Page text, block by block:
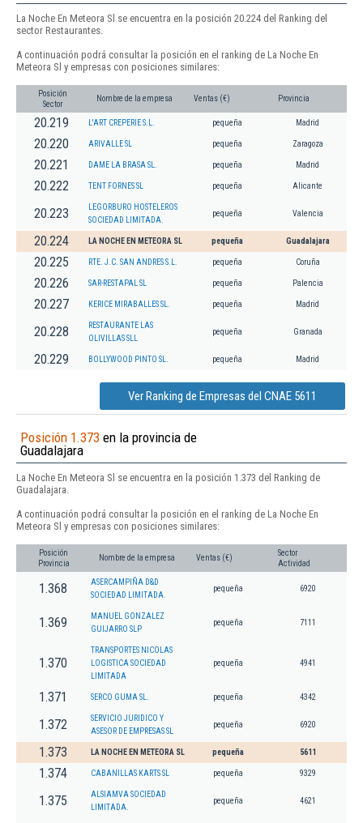
La Noche En Meteora Sl se encuentra en la posición 20.224 del Ranking del
sector Restaurantes.
A continuación podrá consultar la posición en el ranking de La Noche En
Meteora Sl y empresas con posiciones similares:
Posición
Sector
Nombre de la empresa Ventas (€) Provincia
20.219 L'ART CREPERIE S.L. pequeña Madrid
20.220 ARIVALLE SL pequeña Zaragoza
20.221 DAME LA BRASA SL. pequeña Madrid
20.222 TENT FORNES SL pequeña Alicante
20.223
LEGORBURO HOSTELEROS
SOCIEDAD LIMITADA.
pequeña Valencia
20.224 LA NOCHE EN METEORA SL pequeña Guadalajara
20.225 RTE. J.C. SAN ANDRES S.L. pequeña Coruña
20.226 SAR-RESTAPAL SL pequeña Palencia
20.227 KERICE MIRABALLES SL. pequeña Madrid
20.228
RESTAURANTE LAS
OLIVILLAS SLL
pequeña Granada
20.229 BOLLYWOOD PINTO SL. pequeña Madrid
Ver Ranking de Empresas del CNAE 5611
Posición 1.373 en la provincia de
Guadalajara
La Noche En Meteora Sl se encuentra en la posición 1.373 del Ranking de
Guadalajara.
A continuación podrá consultar la posición en el ranking de La Noche En
Meteora Sl y empresas con posiciones similares:
Posición
Provincia
Nombre de la empresa Ventas (€)
Sector
Actividad
1.368
ASERCAMPIÑA D&D
SOCIEDAD LIMITADA.
pequeña 6920
1.369
MANUEL GONZALEZ
GUIJARRO SLP
pequeña 7111
1.370
TRANSPORTES NICOLAS
LOGISTICA SOCIEDAD
LIMITADA
pequeña 4941
1.371 SERCO GUMA SL. pequeña 4342
1.372
SERVICIO JURIDICO Y
ASESOR DE EMPRESAS SL
pequeña 6920
1.373 LA NOCHE EN METEORA SL pequeña 5611
1.374 CABANILLAS KARTS SL pequeña 9329
1.375
ALSIAMVA SOCIEDAD
LIMITADA.
pequeña 4621